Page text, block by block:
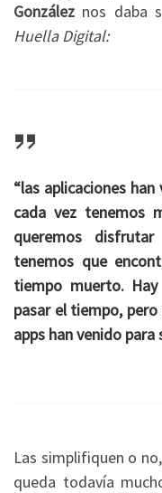
González nos daba
Huella Digital:
“las aplicaciones
cada vez tenemos
queremos
tenemos que
tiempo muerto.
pasar el tiempo,
apps han venido
Las simplifiquen o
queda todavía